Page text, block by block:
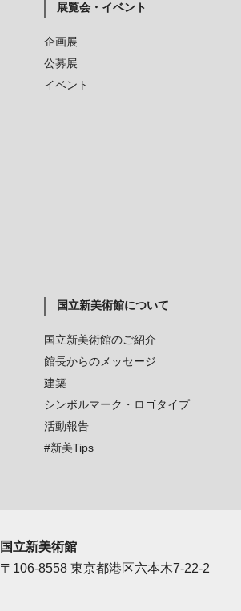
展覧会・イベント
企画展
公募展
イベント
国立新美術館について
国立新美術館のご紹介
館長からのメッセージ
建築
シンボルマーク・ロゴタイプ
活動報告
#新美Tips
国立新美術館
〒106-8558 東京都港区六本木7-22-2